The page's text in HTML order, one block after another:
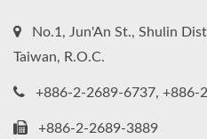
No.1, Jun'An St., Shulin
Taiwan, R.O.C.
+886-2-2689-6737, +886-
+886-2-2689-3889